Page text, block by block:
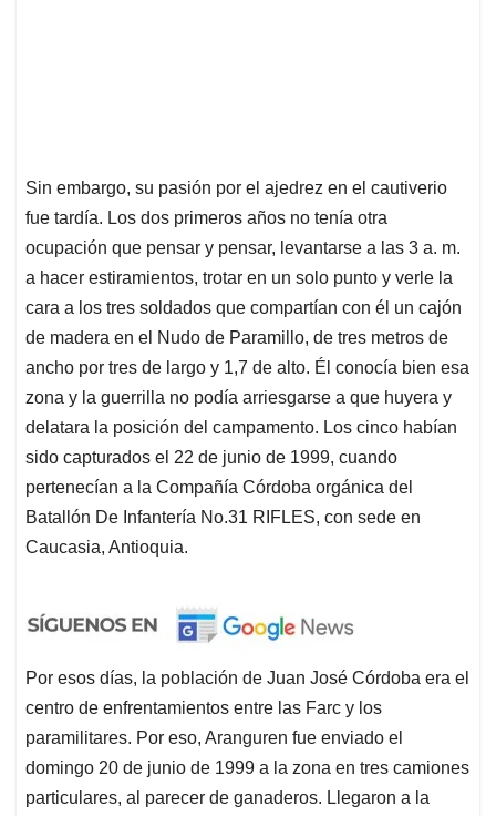
Sin embargo, su pasión por el ajedrez en el cautiverio
fue tardía. Los dos primeros años no tenía otra
ocupación que pensar y pensar, levantarse a las 3 a. m.
a hacer estiramientos, trotar en un solo punto y verle la
cara a los tres soldados que compartían con él un cajón
de madera en el Nudo de Paramillo, de tres metros de
ancho por tres de largo y 1,7 de alto. Él conocía bien esa
zona y la guerrilla no podía arriesgarse a que huyera y
delatara la posición del campamento. Los cinco habían
sido capturados el 22 de junio de 1999, cuando
pertenecían a la Compañía Córdoba orgánica del
Batallón De Infantería No.31 RIFLES, con sede en
Caucasia, Antioquia.
Por esos días, la población de Juan José Córdoba era el
centro de enfrentamientos entre las Farc y los
paramilitares. Por eso, Aranguren fue enviado el
domingo 20 de junio de 1999 a la zona en tres camiones
particulares, al parecer de ganaderos. Llegaron a la